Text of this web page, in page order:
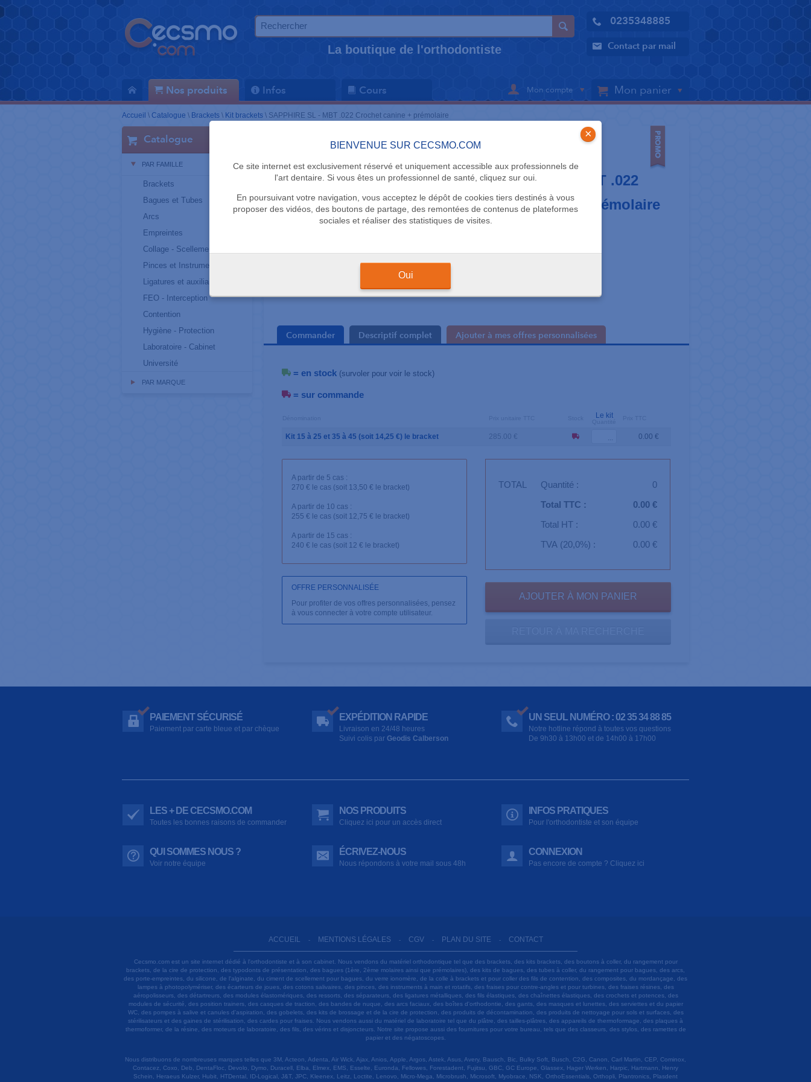
La boutique de l'orthodontiste
0235348885
Contact par mail
Nos produits Infos Cours Mon compte Mon panier
BIENVENUE SUR CECSMO.COM
Ce site internet est exclusivement réservé et uniquement accessible aux professionnels de
l'art dentaire. Si vous êtes un professionnel de santé, cliquez sur oui.
En poursuivant votre navigation, vous acceptez le dépôt de cookies tiers destinés à vous
proposer des vidéos, des boutons de partage, des remontées de contenus de plateformes
sociales et réaliser des statistiques de visites.
×
Oui
Accueil \ Catalogue \ Brackets \ Kit brackets \ SAPPHIRE SL - MBT .022 Crochet canine + prémolaire
Catalogue
PAR FAMILLE
Brackets
Bagues et Tubes
Arcs
Empreintes
Collage - Scellement
Pinces et Instruments
Ligatures et auxiliaires
FEO - Interception
Contention
Hygiène - Protection
Laboratoire - Cabinet
Université
PAR MARQUE
KIT BRACKETS
SAPPHIRE SL - MBT .022
Crochet canine + prémolaire
DTC
Commander Descriptif complet Ajouter à mes offres personnalisées
= en stock (survoler pour voir le stock)
= sur commande
Le kit
Kit 15 à 25 et 35 à 45 (soit 14,25 €) le bracket 285.00 € 0.00 €
A partir de 5 cas :
270 € le cas (soit 13,50 € le bracket)
A partir de 10 cas :
255 € le cas (soit 12,75 € le bracket)
A partir de 15 cas :
240 € le cas (soit 12 € le bracket)
OFFRE PERSONNALISÉE
Pour profiter de vos offres personnalisées, pensez
à vous connecter à votre compte utilisateur.
TOTAL Quantité :
0
Total TTC :
0.00 €
Total HT :
0.00 €
TVA (20,0%) :
0.00 €
PAIEMENT SÉCURISÉ
Paiement par carte bleue et par chèque
EXPÉDITION RAPIDE
Livraison en 24/48 heures
Suivi colis par Geodis Calberson
UN SEUL NUMÉRO : 02 35 34 88 85
Notre hotline répond à toutes vos questions
De 9h30 à 13h00 et de 14h00 à 17h00
LES + DE CECSMO.COM
Toutes les bonnes raisons de commander
NOS PRODUITS
Cliquez ici pour un accès direct
INFOS PRATIQUES
Pour l'orthodontiste et son équipe
QUI SOMMES NOUS ?
Voir notre équipe
ÉCRIVEZ-NOUS
Nous répondons à votre mail sous 48h
CONNEXION
Pas encore de compte ? Cliquez ici
ACCUEIL - MENTIONS LÉGALES - CGV - PLAN DU SITE - CONTACT
Cecsmo.com est un site internet dédié à l'orthodontiste et à son cabinet. Nous vendons du matériel orthodontique tel que des brackets, des kits brackets, des boutons à coller, du rangement pour
brackets, de la cire de protection, des typodonts de présentation, des bagues (1ère, 2ème molaires ainsi que prémolaires), des kits de bagues, des tubes à coller, du rangement pour bagues, des arcs,
des porte-empreintes, du silicone, de l'alginate, du ciment de scellement pour bagues, du verre ionomère, de la colle à brackets et pour coller des fils de contention, des composites, du mordançage, des
lampes à photopolymériser, des écarteurs de joues, des cotons salivaires, des pinces, des instruments à main et rotatifs, des fraises pour contre-angles et pour turbines, des fraises résines, des
aéropolisseurs, des détartreurs, des modules élastomériques, des ressorts, des séparateurs, des ligatures métalliques, des fils élastiques, des chaînettes élastiques, des crochets et potences, des
modules de sécurité, des position trainers, des casques de traction, des bandes de nuque, des arcs faciaux, des boîtes d'orthodontie, des gants, des masques et lunettes, des serviettes et du papier
WC, des pompes à salive et canules d'aspiration, des gobelets, des kits de brossage et de la cire de protection, des produits de décontamination, des produits de nettoyage pour sols et surfaces, des
stérilisateurs et des gaines de stérilisation, des cardes pour fraises. Nous vendons aussi du matériel de laboratoire tel que du plâtre, des tailles-plâtres, des appareils de thermoformage, des plaques à
thermoformer, de la résine, des moteurs de laboratoire, des fils, des vérins et disjoncteurs. Notre site propose aussi des fournitures pour votre bureau, tels que des classeurs, des stylos, des ramettes de
papier et des négatoscopes.
Nous distribuons de nombreuses marques telles que 3M, Acteon, Adenta, Air Wick, Ajax, Anios, Apple, Argos, Astek, Asus, Avery, Bausch, Bic, Bulky Soft, Busch, C2G, Canon, Carl Martin, CEP, Cominox,
Contacez, Coxo, Deb, DentaFloc, Devolo, Dymo, Duracell, Elba, Elmex, EMS, Esselte, Euronda, Fellowes, Forestadent, Fujitsu, GBC, GC Europe, Glassex, Hager Werken, Harpic, Hartmann, Henry
Schein, Heraeus Kulzer, Hubit, HTDental, ID-Logical, J&T, JPC, Kleenex, Leitz, Loctite, Lenovo, Micro-Mega, Microbrush, Microsoft, Myobrace, NSK, OrthoEssentials, Orthopli, Plantronics, Plasdent